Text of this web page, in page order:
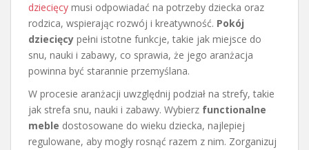
dziecięcy musi odpowiadać na potrzeby dziecka oraz
rodzica, wspierając rozwój i kreatywność. Pokój
dziecięcy pełni istotne funkcje, takie jak miejsce do
snu, nauki i zabawy, co sprawia, że jego aranżacja
powinna być starannie przemyślana.
W procesie aranżacji uwzględnij podział na strefy, takie
jak strefa snu, nauki i zabawy. Wybierz functionalne
meble dostosowane do wieku dziecka, najlepiej
regulowane, aby mogły rosnąć razem z nim. Zorganizuj